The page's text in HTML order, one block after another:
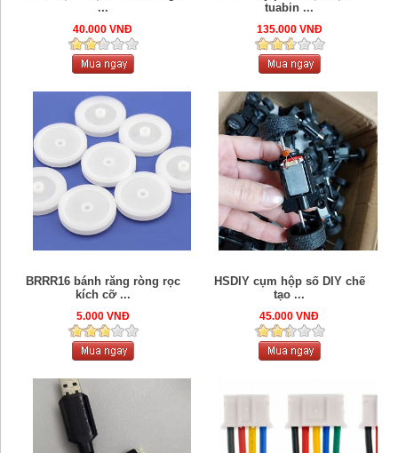
...
40.000 VNĐ
tuabin ...
135.000 VNĐ
BRRR16 bánh răng ròng rọc
kích cỡ ...
5.000 VNĐ
HSDIY cụm hộp số DIY chế
tạo ...
45.000 VNĐ